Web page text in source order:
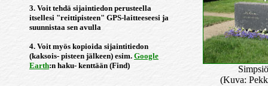
3. Voit tehdä sijaintiedon perusteella
itsellesi "reittipisteen" GPS-laitteeseesi ja
suunnistaa sen avulla
4. Voit myös kopioida sijaintitiedon
(kaksois- pisteen jälkeen) esim. Google
Earth:n haku- kenttään (Find)
(Kuva: